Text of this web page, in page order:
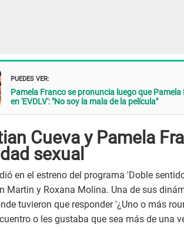
PUEDES VER:
Pamela Franco se pronuncia luego que
en 'EVDLV': "No soy la mala de la película"
Cueva y Pamela
sexual
en el estreno del programa 'Doble
Martin y Roxana Molina. Una de sus
tuvieron que responder '¿Uno o más
o les gustaba que sea más de una